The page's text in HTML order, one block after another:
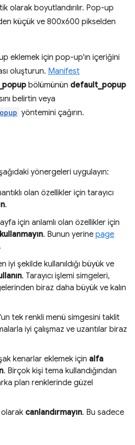
olarak boyutlandırılır. Pop-up
küçük ve 800x600 pikselden
eklemek için pop-up'ın içeriğini
oluşturun. Manifest
bölümünün default_popup
belirtin veya
yöntemini çağırın.
yönergeleri uygulayın:
olan özellikler için tarayıcı
.
için anlamlı olan özellikler için
kullanmayın. Bunun yerine page
iyi şekilde kullanıldığı büyük ve
. Tarayıcı işlemi simgeleri,
biraz daha büyük ve kalın
tek renkli menü simgesini taklit
iyi çalışmaz ve uzantılar biraz
kenarlar eklemek için alfa
. Birçok kişi tema kullandığından
plan renklerinde güzel
canlandırmayın. Bu sadece